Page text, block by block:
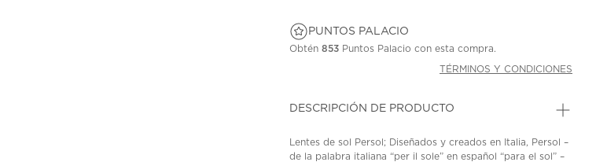
PUNTOS PALACIO
Obtén853 Puntos Palacio con esta compra.
TÉRMINOS Y CONDICIONES
DESCRIPCIÓN DE PRODUCTO
Lentes de sol Persol; Diseñados y creados en Italia, Persol –
de la palabra italiana “per il sole” en español “para el sol” –